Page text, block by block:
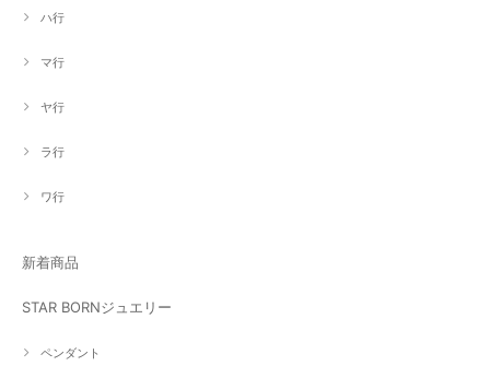
ハ行
マ行
ヤ行
ラ行
ワ行
新着商品
STAR BORNジュエリー
ペンダント